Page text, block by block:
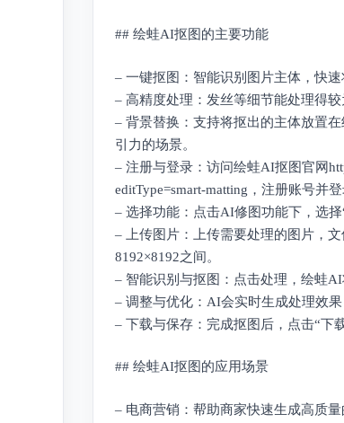
## 绘蛙AI抠图的主要功能
– 一键抠图：智能识别图片主体，快
– 高精度处理：发丝等细节能处理得
– 背景替换：支持将抠出的主体放置
引力的场景。
– 注册与登录：访问绘蛙AI抠图官网
editType=smart-matting，注册账号并登
– 选择功能：点击AI修图功能下，选择
– 上传图片：上传需要处理的图片，
8192×8192之间。
– 智能识别与抠图：点击处理，绘蛙
– 调整与优化：AI会实时生成处理效
– 下载与保存：完成抠图后，点击“下
## 绘蛙AI抠图的应用场景
– 电商营销：帮助商家快速生成高质